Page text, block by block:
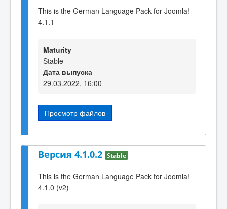
This is the German Language Pack for Joomla!
4.1.1
Maturity
Stable
Дата выпуска
29.03.2022, 16:00
Просмотр файлов
Версия 4.1.0.2 Stable
This is the German Language Pack for Joomla!
4.1.0 (v2)